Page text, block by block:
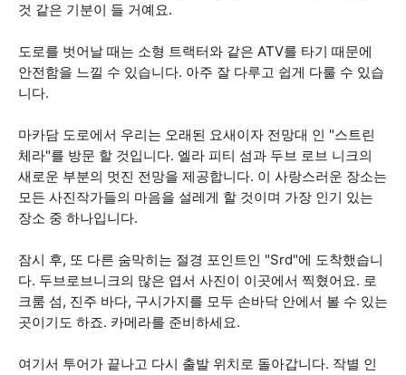
것 같은 기분이 들 거예요.
도로를 벗어날 때는 소형 트랙터와 같은 ATV를 타기 때문에
안전함을 느낄 수 있습니다. 아주 잘 다루고 쉽게 다룰 수 있습
니다.
마카담 도로에서 우리는 오래된 요새이자 전망대 인 "스트린
체라"를 방문 할 것입니다. 엘라 피티 섬과 두브 로브 니크의
새로운 부분의 멋진 전망을 제공합니다. 이 사랑스러운 장소는
모든 사진작가들의 마음을 설레게 할 것이며 가장 인기 있는
장소 중 하나입니다.
잠시 후, 또 다른 숨막히는 절경 포인트인 "Srd"에 도착했습니
다. 두브로브니크의 많은 엽서 사진이 이곳에서 찍혔어요. 로
크룸 섬, 진주 바다, 구시가지를 모두 손바닥 안에서 볼 수 있는
곳이기도 하죠. 카메라를 준비하세요.
여기서 투어가 끝나고 다시 출발 위치로 돌아갑니다. 작별 인